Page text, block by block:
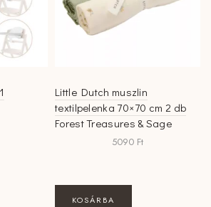
Little Dutch muszlin
textilpelenka 70×70 cm 2 db
Forest Treasures & Sage
5090 Ft
KOSÁRBA